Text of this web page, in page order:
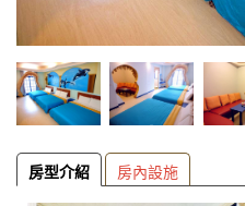
房型介紹 房內設施